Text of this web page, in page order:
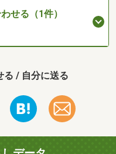
せる（1件）
る / 自分に送る